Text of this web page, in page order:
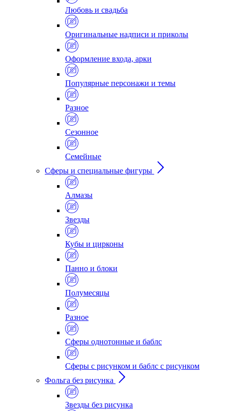
Любовь и свадьба
Оригинальные надписи и приколы
Оформление входа, арки
Популярные персонажи и темы
Разное
Сезонное
Семейные
Сферы и специальные фигуры
Алмазы
Звезды
Кубы и цирконы
Панно и блоки
Полумесяцы
Разное
Сферы однотонные и баблс
Сферы с рисунком и баблс с рисунком
Фольга без рисунка
Звезды без рисунка